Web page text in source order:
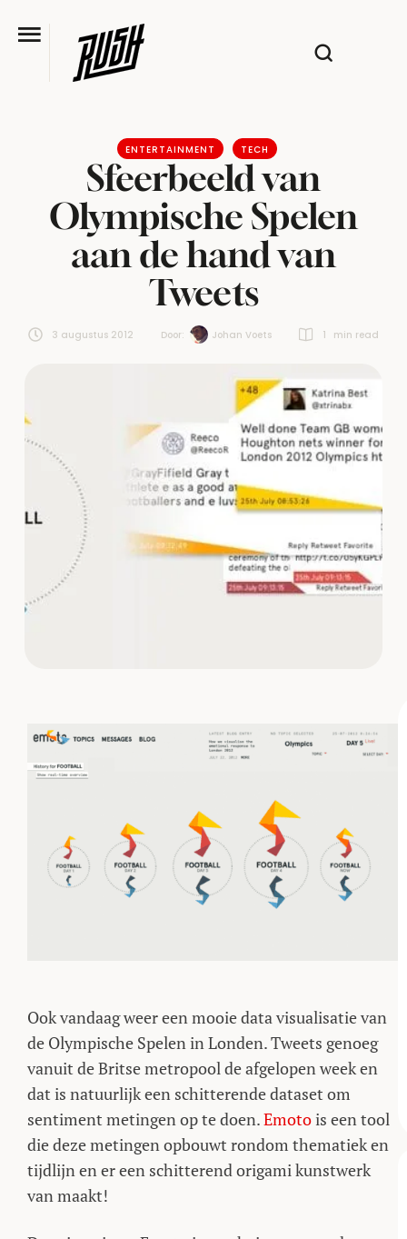
ENTERTAINMENT TECH
Sfeerbeeld van
Olympische Spelen
aan de hand van
Tweets
3 augustus 2012 Door: Johan Voets 1 min read
Ook vandaag weer een mooie data visualisatie van
de Olympische Spelen in Londen. Tweets genoeg
vanuit de Britse metropool de afgelopen week en
dat is natuurlijk een schitterende dataset om
sentiment metingen op te doen.Emotois een tool
die deze metingen opbouwt rondom thematiek en
tijdlijn en er een schitterend origami kunstwerk
van maakt!